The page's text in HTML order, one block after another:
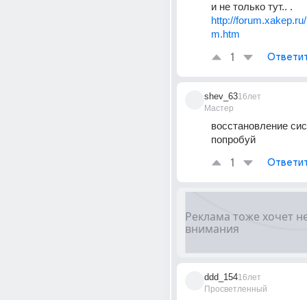
и не только тут.. .
http://
m.htm
1
shev_63
Мастер
16лет
восстановление
попробуй
1
ddd_154
Просветленный
16лет